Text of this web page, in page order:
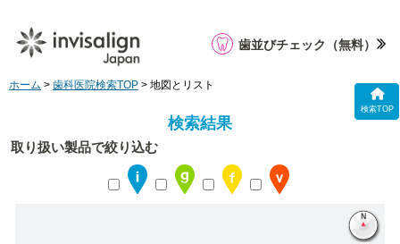
検索TOP
歯並びチェック （無料）
ホーム > 歯科医院検索TOP > 地図とリスト
検索結果
取り扱い製品で絞り込む